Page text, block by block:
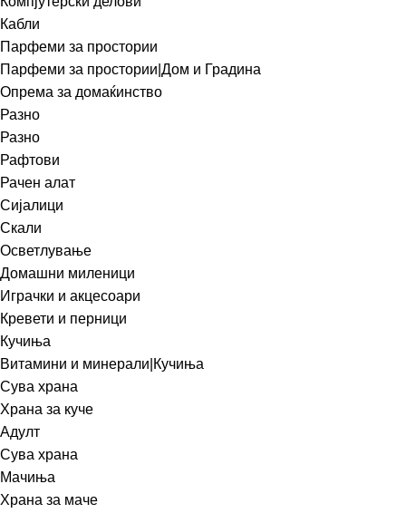
Кабли
Парфеми за простории
Парфеми за простории|Дом и Градина
Опрема за домаќинство
Разно
Разно
Рафтови
Рачен алат
Сијалици
Скали
Осветлување
Домашни миленици
Играчки и акцесоари
Кревети и перници
Кучиња
Витамини и минерали|Кучиња
Сува храна
Храна за куче
Адулт
Сува храна
Мачиња
Храна за маче